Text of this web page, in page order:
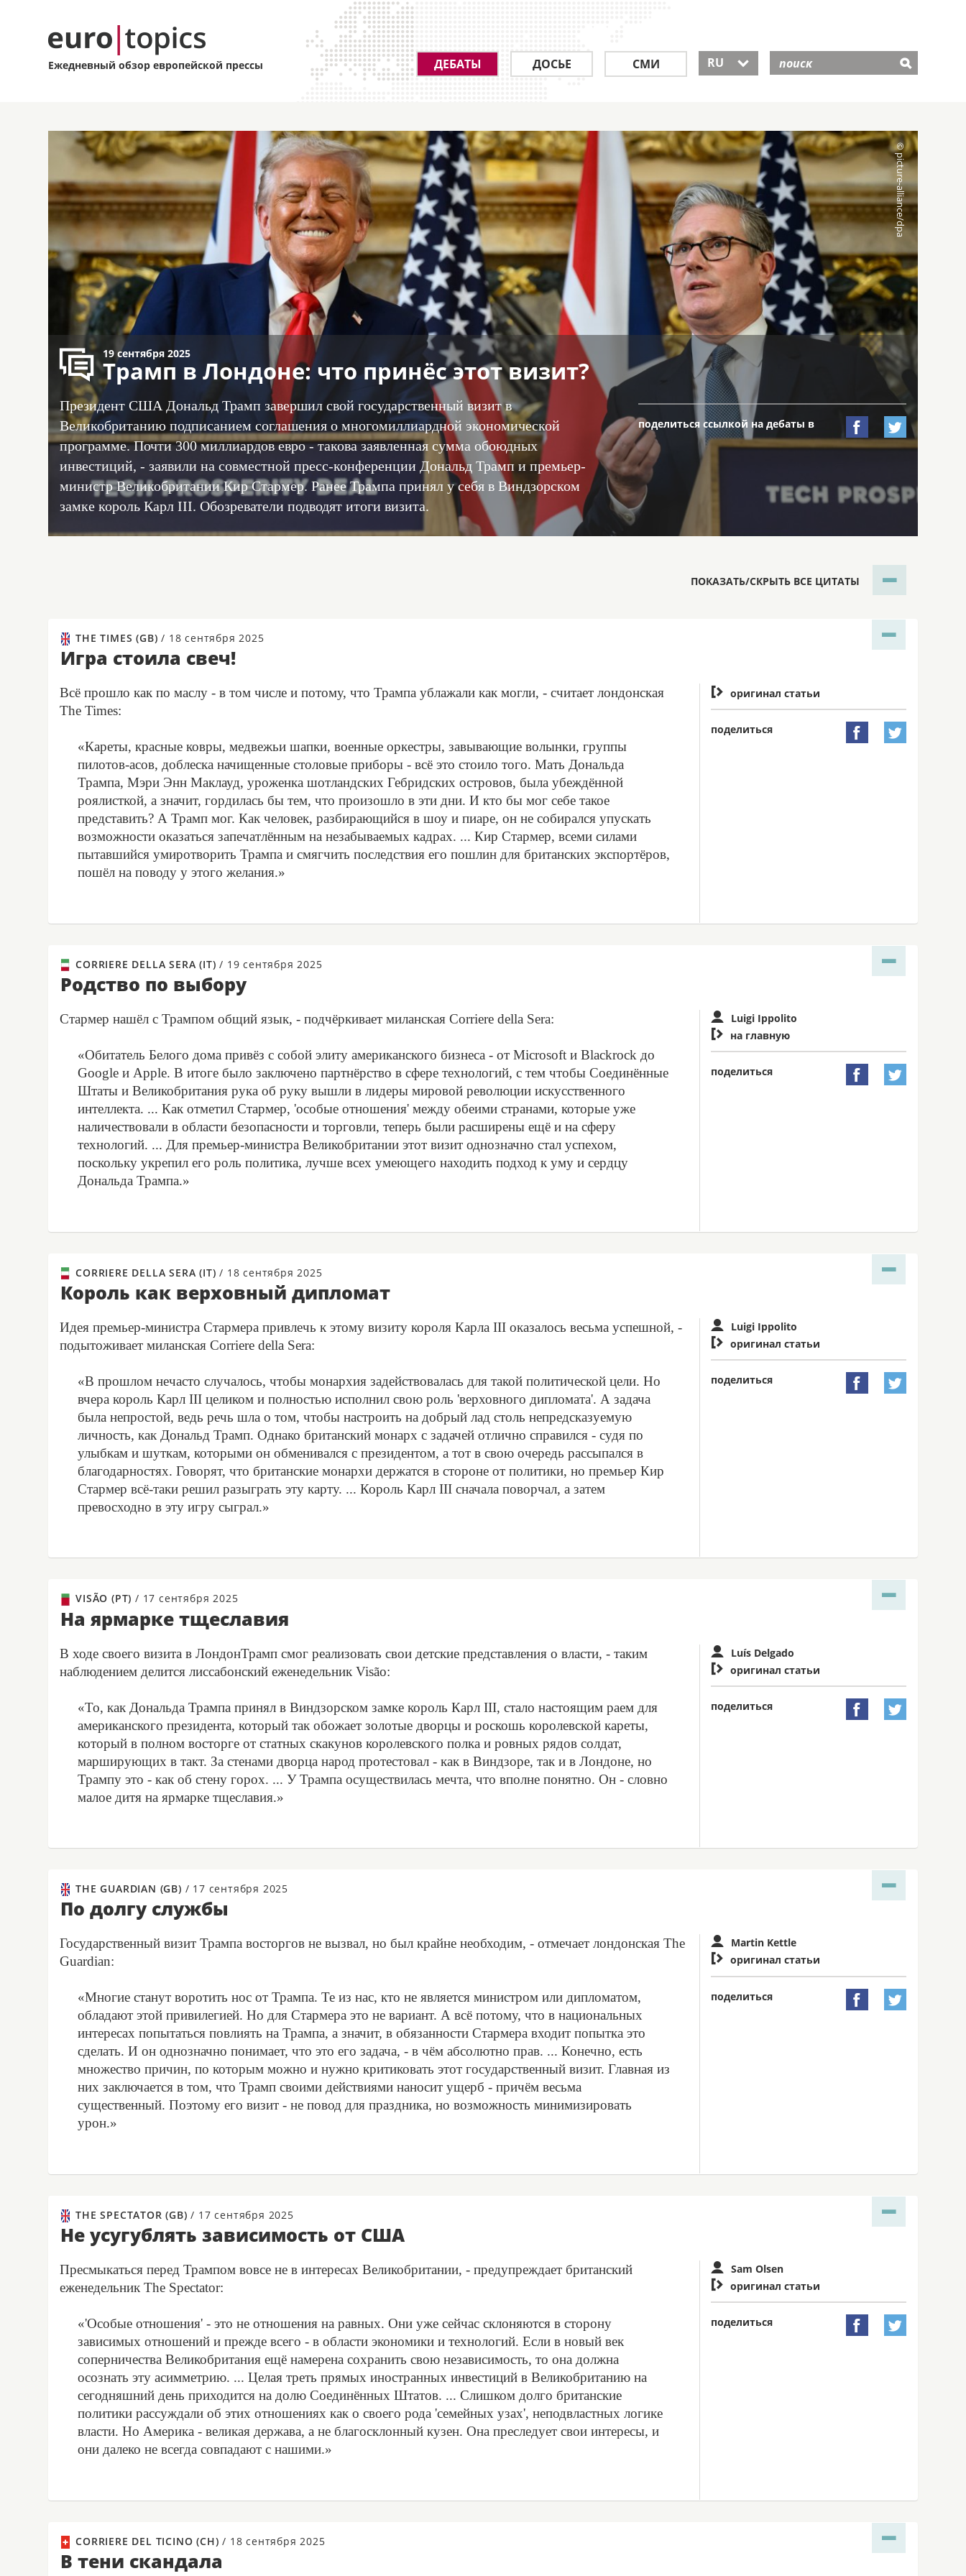
Ежедневный обзор европейской прессы ДЕБАТЫ ДОСЬЕ СМИ RU 
19 сентября 2025
Трамп в Лондоне: что принёс этот визит?
Президент США Дональд Трамп завершил свой государственный визит в
Великобританию подписанием соглашения о многомиллиардной экономической
программе. Почти 300 миллиардов евро - такова заявленная сумма обоюдных
инвестиций, - заявили на совместной пресс-конференции Дональд Трамп и премьер-
министр Великобритании Кир Стармер. Ранее Трампа принял у себя в Виндзорском
замке король Карл III. Обозреватели подводят итоги визита.
поделиться ссылкой на дебаты в  
ПОКАЗАТЬ/СКРЫТЬ ВСЕ ЦИТАТЫ
THE TIMES (GB)/ 18 сентября 2025
Игра стоила свеч!
Всё прошло как по маслу - в том числе и потому, что Трампа ублажали как могли, - считает лондонская
The Times:
«Кареты, красные ковры, медвежьи шапки, военные оркестры, завывающие волынки, группы
пилотов-асов, доблеска начищенные столовые приборы - всё это стоило того. Мать Дональда
Трампа, Мэри Энн Маклауд, уроженка шотландских Гебридских островов, была убеждённой
роялисткой, а значит, гордилась бы тем, что произошло в эти дни. И кто бы мог себе такое
представить? А Трамп мог. Как человек, разбирающийся в шоу и пиаре, он не собирался упускать
возможности оказаться запечатлённым на незабываемых кадрах. ... Кир Стармер, всеми силами
пытавшийся умиротворить Трампа и смягчить последствия его пошлин для британских экспортёров,
пошёл на поводу у этого желания.»
 оригинал статьи
поделиться  
CORRIERE DELLA SERA (IT)/ 19 сентября 2025
Родство по выбору
Стармер нашёл с Трампом общий язык, - подчёркивает миланская Corriere della Sera:
«Обитатель Белого дома привёз с собой элиту американского бизнеса - от Microsoft и Blackrock до
Google и Apple. В итоге было заключено партнёрство в сфере технологий, с тем чтобы Соединённые
Штаты и Великобритания рука об руку вышли в лидеры мировой революции искусственного
интеллекта. ... Как отметил Стармер, 'особые отношения' между обеими странами, которые уже
наличествовали в области безопасности и торговли, теперь были расширены ещё и на сферу
технологий. ... Для премьер-министра Великобритании этот визит однозначно стал успехом,
поскольку укрепил его роль политика, лучше всех умеющего находить подход к уму и сердцу
Дональда Трампа.»
Luigi Ippolito
 на главную
поделиться  
CORRIERE DELLA SERA (IT)/ 18 сентября 2025
Король как верховный дипломат
Идея премьер-министра Стармера привлечь к этому визиту короля Карла III оказалось весьма успешной, -
подытоживает миланская Corriere della Sera:
«В прошлом нечасто случалось, чтобы монархия задействовалась для такой политической цели. Но
вчера король Карл III целиком и полностью исполнил свою роль 'верховного дипломата'. А задача
была непростой, ведь речь шла о том, чтобы настроить на добрый лад столь непредсказуемую
личность, как Дональд Трамп. Однако британский монарх с задачей отлично справился - судя по
улыбкам и шуткам, которыми он обменивался с президентом, а тот в свою очередь рассыпался в
благодарностях. Говорят, что британские монархи держатся в стороне от политики, но премьер Кир
Стармер всё-таки решил разыграть эту карту. ... Король Карл III сначала поворчал, а затем
превосходно в эту игру сыграл.»
Luigi Ippolito
 оригинал статьи
поделиться  
VISÃO (PT) / 17 сентября 2025
На ярмарке тщеславия
В ходе своего визита в ЛондонТрамп смог реализовать свои детские представления о власти, - таким
наблюдением делится лиссабонский еженедельник Visão:
«То, как Дональда Трампа принял в Виндзорском замке король Карл III, стало настоящим раем для
американского президента, который так обожает золотые дворцы и роскошь королевской кареты,
который в полном восторге от статных скакунов королевского полка и ровных рядов солдат,
марширующих в такт. За стенами дворца народ протестовал - как в Виндзоре, так и в Лондоне, но
Трампу это - как об стену горох. ... У Трампа осуществилась мечта, что вполне понятно. Он - словно
малое дитя на ярмарке тщеславия.»
Luís Delgado
 оригинал статьи
поделиться  
THE GUARDIAN (GB) / 17 сентября 2025
По долгу службы
Государственный визит Трампа восторгов не вызвал, но был крайне необходим, - отмечает лондонская The
Guardian:
«Многие станут воротить нос от Трампа. Те из нас, кто не является министром или дипломатом,
обладают этой привилегией. Но для Стармера это не вариант. А всё потому, что в национальных
интересах попытаться повлиять на Трампа, а значит, в обязанности Стармера входит попытка это
сделать. И он однозначно понимает, что это его задача, - в чём абсолютно прав. ... Конечно, есть
множество причин, по которым можно и нужно критиковать этот государственный визит. Главная из
них заключается в том, что Трамп своими действиями наносит ущерб - причём весьма
существенный. Поэтому его визит - не повод для праздника, но возможность минимизировать
урон.»
Martin Kettle
 оригинал статьи
поделиться  
THE SPECTATOR (GB)/ 17 сентября 2025
Не усугублять зависимость от США
Пресмыкаться перед Трампом вовсе не в интересах Великобритании, - предупреждает британский
еженедельник The Spectator:
«'Особые отношения' - это не отношения на равных. Они уже сейчас склоняются в сторону
зависимых отношений и прежде всего - в области экономики и технологий. Если в новый век
соперничества Великобритания ещё намерена сохранить свою независимость, то она должна
осознать эту асимметрию. ... Целая треть прямых иностранных инвестиций в Великобританию на
сегодняшний день приходится на долю Соединённых Штатов. ... Слишком долго британские
политики рассуждали об этих отношениях как о своего рода 'семейных узах', неподвластных логике
власти. Но Америка - великая держава, а не благосклонный кузен. Она преследует свои интересы, и
они далеко не всегда совпадают с нашими.»
Sam Olsen
 оригинал статьи
поделиться  
CORRIERE DEL TICINO (CH)/ 18 сентября 2025
В тени скандала